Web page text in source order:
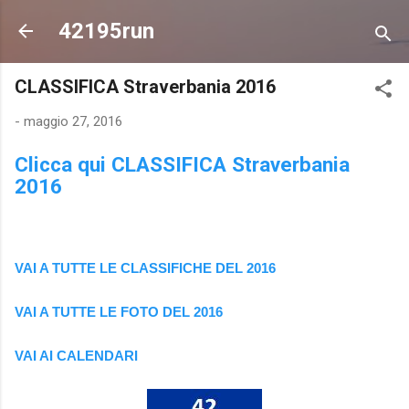
Passa ai contenuti principali
42195run
CLASSIFICA Straverbania 2016
- maggio 27, 2016
Clicca qui CLASSIFICA Straverbania
2016
VAI A TUTTE LE CLASSIFICHE DEL 2016
VAI A TUTTE LE FOTO DEL 2016
VAI AI CALENDARI